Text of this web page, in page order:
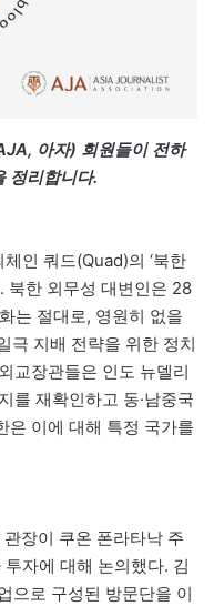
아자) 회원들이 전하
정리합니다.
체인 쿼드(Quad)의 ‘북한
북한 외무성 대변인은 28
는 절대로, 영원히 없을
극 지배 전략을 위한 정치
교장관들은 인도 뉴델리
를 재확인하고 동·남중국
은 이에 대해 특정 국가를
장이 쿠온 폰라타낙 주
자에 대해 논의했다. 김
으로 구성된 방문단을 이